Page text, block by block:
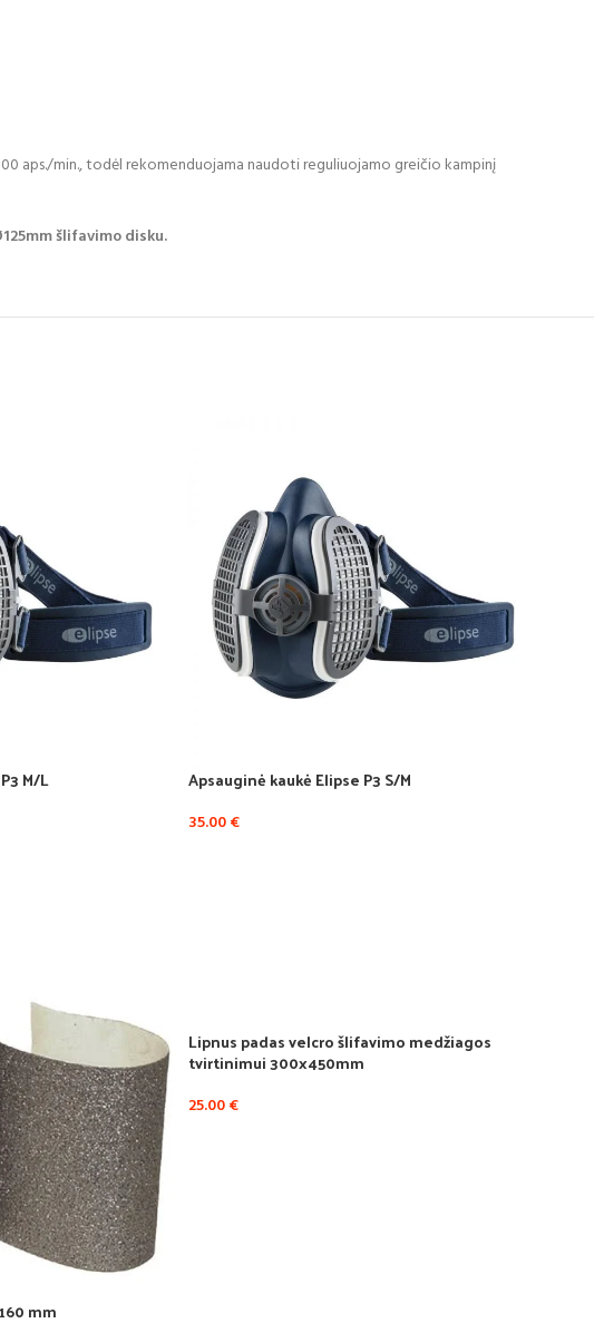
aps./min., todėl rekomenduojama naudoti reguliuojamo greičio kampinį
šlifavimo disku.
M/L Apsauginė kaukė Elipse P3 S/M
35.00€
mm
Lipnus padas velcro šlifavimo medžiagos
tvirtinimui 300x450mm
25.00€